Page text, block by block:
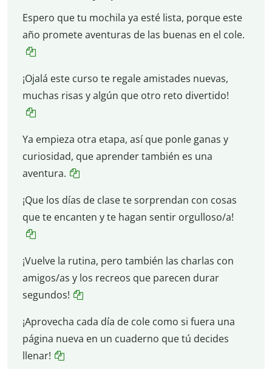
Espero que tu mochila ya esté lista, porque este
año promete aventuras de las buenas en el cole.
¡Ojalá este curso te regale amistades nuevas,
muchas risas y algún que otro reto divertido!
Ya empieza otra etapa, así que ponle ganas y
curiosidad, que aprender también es una
aventura.
¡Que los días de clase te sorprendan con cosas
que te encanten y te hagan sentir orgulloso/a!
¡Vuelve la rutina, pero también las charlas con
amigos/as y los recreos que parecen durar
segundos!
¡Aprovecha cada día de cole como si fuera una
página nueva en un cuaderno que tú decides
llenar!